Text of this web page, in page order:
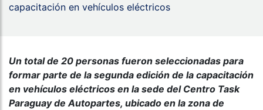
capacitación en vehículos eléctricos
Un total de 20 personas fueron seleccionadas para
formar parte de la segunda edición de la capacitación
en vehículos eléctricos en la sede del Centro Task
Paraguay de Autopartes, ubicado en la zona de